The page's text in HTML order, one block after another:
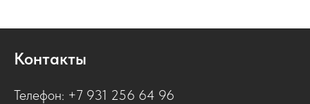
Контакты
Телефон: +7 931 256 64 96